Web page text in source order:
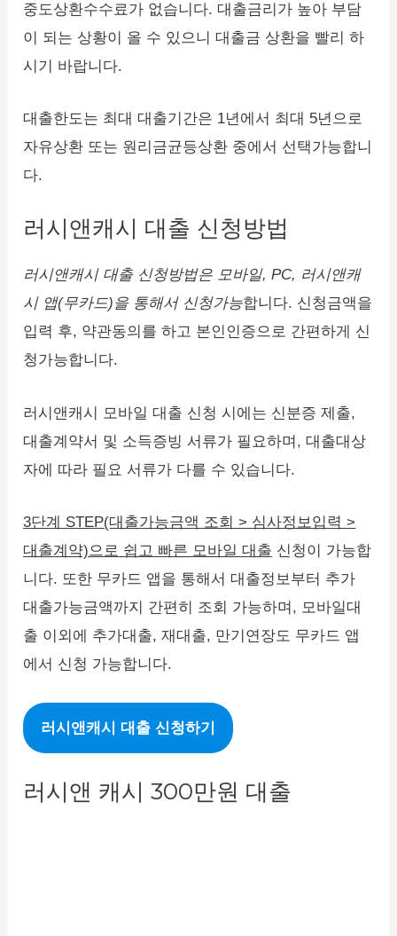
중도상환수수료가 없습니다. 대출금리가 높아 부담
이 되는 상황이 올 수 있으니 대출금 상환을 빨리 하
시기 바랍니다.
대출한도는 최대 대출기간은 1년에서 최대 5년으로
자유상환 또는 원리금균등상환 중에서 선택가능합니
다.
러시앤캐시 대출 신청방법
러시앤캐시 대출 신청방법은 모바일, PC, 러시앤캐
시 앱(무카드)을 통해서 신청가능합니다. 신청금액을
입력 후, 약관동의를 하고 본인인증으로 간편하게 신
청가능합니다.
러시앤캐시 모바일 대출 신청 시에는 신분증 제출,
대출계약서 및 소득증빙 서류가 필요하며, 대출대상
자에 따라 필요 서류가 다를 수 있습니다.
3단계 STEP(대출가능금액 조회 > 심사정보입력 >
대출계약)으로 쉽고 빠른 모바일 대출 신청이 가능합
니다. 또한 무카드 앱을 통해서 대출정보부터 추가
대출가능금액까지 간편히 조회 가능하며, 모바일대
출 이외에 추가대출, 재대출, 만기연장도 무카드 앱
에서 신청 가능합니다.
러시앤캐시 대출 신청하기
러시앤 캐시 300만원 대출